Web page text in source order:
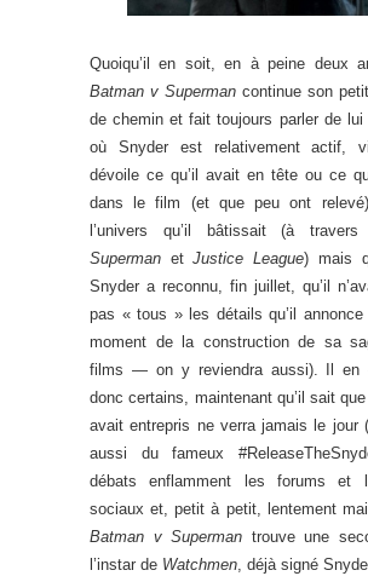
Quoiqu’il en soit, en à peine deux
Batman v Superman continue son
de chemin et fait toujours parler de lui
où Snyder est relativement actif,
dévoile ce qu’il avait en tête ou ce
dans le film (et que peu ont
l’univers qu’il bâtissait (à
Superman etJustice League) mais
Snyder a reconnu, fin juillet, qu’il
pas « tous » les détails qu’il annonce
moment de la construction de sa
films — on y reviendra aussi). Il en
donc certains, maintenant qu’il sait que
avait entrepris ne verra jamais le jour
aussi du fameux
débats enflamment les forums et
sociaux et, petit à petit, lentement
Batman v Superman trouve une
l’instar de Watchmen, déjà signé